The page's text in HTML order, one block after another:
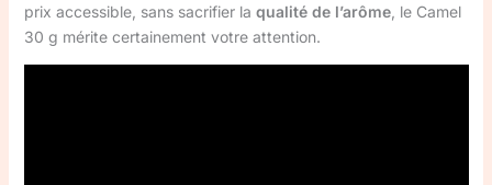
prix accessible, sans sacrifier la qualité de l’arôme, le Camel
30 g mérite certainement votre attention.